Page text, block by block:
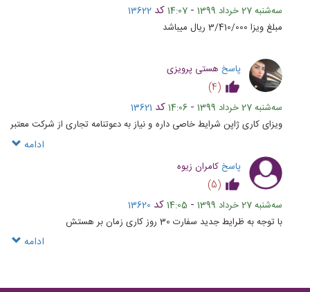
ﺳﻪشنبه 27 خرداد 1399 -
14:07کد 13622
مبلغ ویزا 3/410/000 ریال میباشد
پاسخ هستی پرویزی
(
4
)
ﺳﻪشنبه 27 خرداد 1399 -
14:06کد 13621
ویزای کاری ژاپن شرایط خاصی داره و نیاز به دعوتنامه تجاری از شرکت معتبر
ادامه
پاسخ کامران زیوه
(
5
)
ﺳﻪشنبه 27 خرداد 1399 -
14:05کد 13620
با توجه به ظرایط جدید سفارت 30 روز کاری زمان بر هستش
ادامه